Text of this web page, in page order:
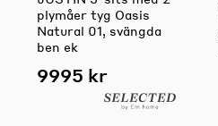
plymåer tyg Oasis
Natural 01, svängda
ben ek
9995 kr